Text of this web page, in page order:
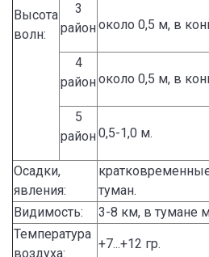
Высота
волн:
3
районоколо 0,5 м, в
4
районоколо 0,5 м, в
5
район0,5-1,0 м.
Осадки,
явления:
туман.
Видимость:
3-8 км, в тумане
Температура
воздуха:
+7...+12 гр.